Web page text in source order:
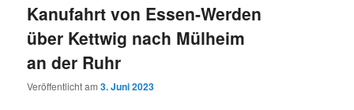
Kanufahrt von Essen-Werden
über Kettwig nach Mülheim
an der Ruhr
Veröffentlicht am3. Juni 2023